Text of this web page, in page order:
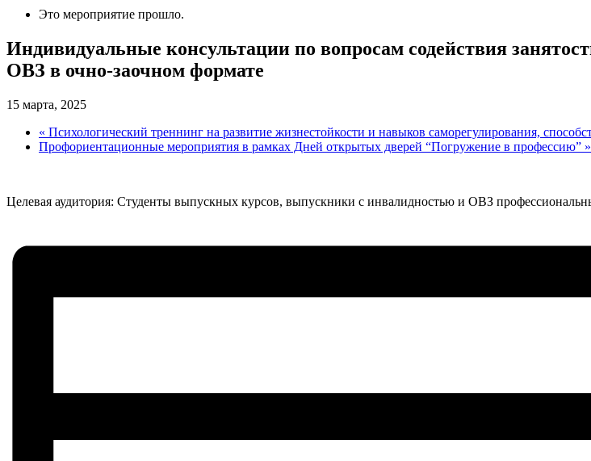
Это мероприятие прошло.
Индивидуальные консультации по вопросам содействия
ОВЗ в очно-заочном формате
15 марта, 2025
« Психологический треннинг на развитие жизнестойкости и навыков саморегулирования,
Профориентационные мероприятия в рамках Дней открытых дверей “Погружение в профессию” »
Целевая аудитория: Студенты выпускных курсов, выпускники с инвалидностью и ОВЗ